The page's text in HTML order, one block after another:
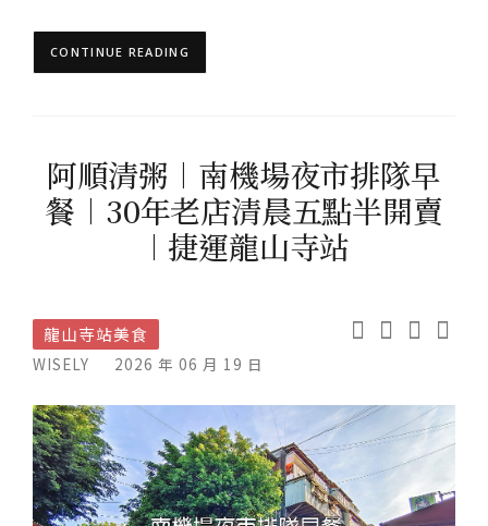
CONTINUE READING
阿順清粥︱南機場夜市排隊早
餐︱30年老店清晨五點半開賣
︱捷運龍山寺站
龍山寺站美食
WISELY 2026 年 06 月 19 日